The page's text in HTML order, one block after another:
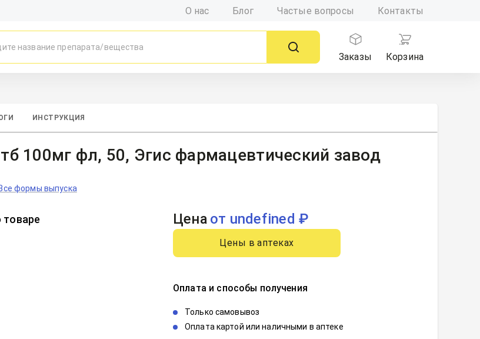
О нас Блог Частые вопросы Контакты
Заказы
Корзина
ИНСТРУКЦИЯ
100мг фл, 50, Эгис фармацевтический завод
формы выпуска
Цена от undefined ₽
Цены в аптеках
Оплата и способы получения
Только самовывоз
Оплата картой или наличными в аптеке